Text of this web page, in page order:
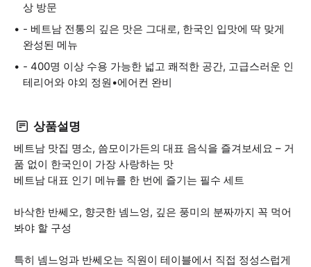
상 방문
- 베트남 전통의 깊은 맛은 그대로, 한국인 입맛에 딱 맞게
완성된 메뉴
- 400명 이상 수용 가능한 넓고 쾌적한 공간, 고급스러운 인
테리어와 야외 정원•에어컨 완비
상품설명
베트남 맛집 명소, 씀모이가든의 대표 음식을 즐겨보세요 – 거
품 없이 한국인이 가장 사랑하는 맛
베트남 대표 인기 메뉴를 한 번에 즐기는 필수 세트
바삭한 반쎄오, 향긋한 넴느엉, 깊은 풍미의 분짜까지 꼭 먹어
봐야 할 구성
특히 넴느엉과 반쎄오는 직원이 테이블에서 직접 정성스럽게